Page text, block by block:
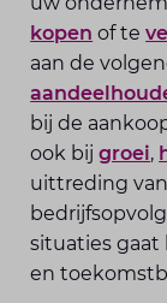
kopen of te
aan de
bij de
ook bijgroei,
uittreding
situaties gaat
en